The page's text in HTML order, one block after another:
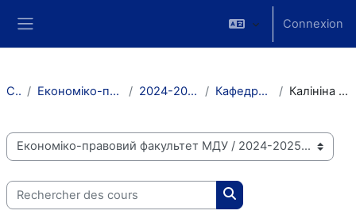
Connexion
Cours Економіко-правовий факультет МДУ 2024-2025 навчальний рік Кафедра економіки праці Калініна Світлана Петрівна
Catégories de cours
Rechercher des cours
Rechercher des cours